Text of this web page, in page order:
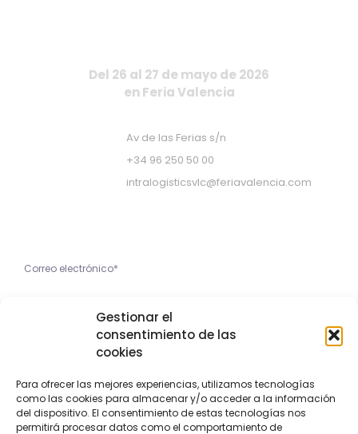
Gestionar el
consentimiento de las
cookies
Para ofrecer las mejores experiencias, utilizamos tecnologías
como las cookies para almacenar y/o acceder a la información
del dispositivo. El consentimiento de estas tecnologías nos
permitirá procesar datos como el comportamiento de
Del 26 al 27 de mayo de 2026
en Feria Valencia
Av de las Ferias s/n
+34 96 250 50 00
intralogisticsvlc@feriavalencia.com
Política de Privacidad
Apúntame
Copyright © 2023 Feria Valencia